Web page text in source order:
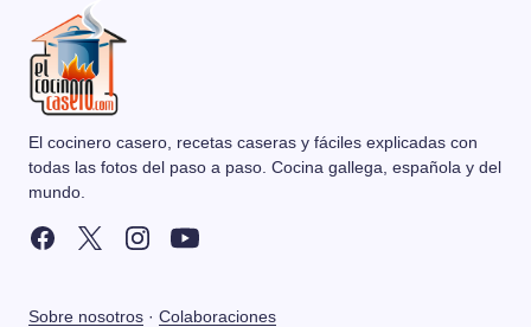
El cocinero casero, recetas caseras y fáciles explicadas con
todas las fotos del paso a paso. Cocina gallega, española y del
mundo.
Sobre nosotros · Colaboraciones